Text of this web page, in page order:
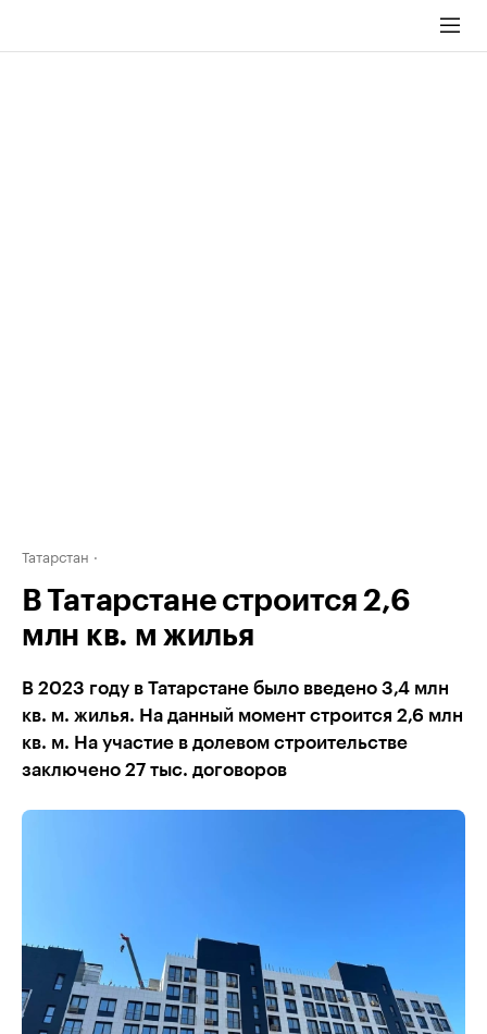
Татарстан
В Татарстане строится 2,6
млн кв. м жилья
В 2023 году в Татарстане было введено 3,4 млн
кв. м. жилья. На данный момент строится 2,6 млн
кв. м. На участие в долевом строительстве
заключено 27 тыс. договоров